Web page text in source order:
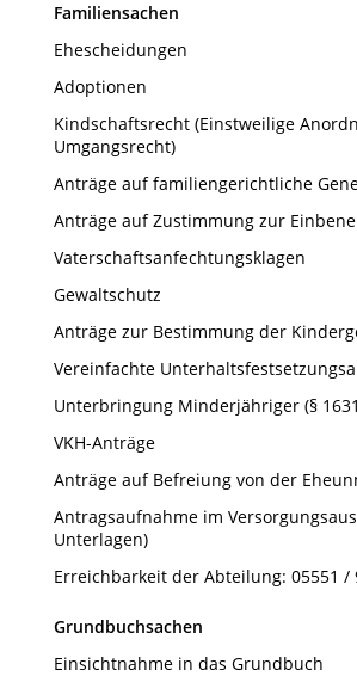
Familiensachen
Ehescheidungen
Adoptionen
Kindschaftsrecht (Einstweilige
Umgangsrecht)
Anträge auf familiengerichtliche
Anträge auf Zustimmung zur
Vaterschaftsanfechtungsklagen
Gewaltschutz
Anträge zur Bestimmung der
Vereinfachte
Unterbringung Minderjähriger (§
VKH-Anträge
Anträge auf Befreiung von der
Antragsaufnahme im
Unterlagen)
Erreichbarkeit der Abteilung: 05551 /
Grundbuchsachen
Einsichtnahme in das Grundbuch